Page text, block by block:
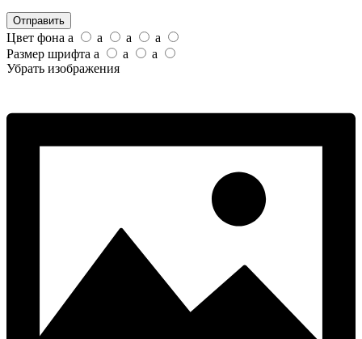
Отправить
Цвет фона a a a
a
Размер шрифта a a
a
Убрать изображения